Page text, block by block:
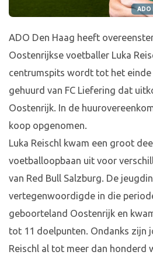
ADO
ADO Den Haag heeft
Oostenrijkse voetballer Luka
centrumspits wordt tot het einde
gehuurd van FC Liefering dat
Oostenrijk. In de
koop opgenomen.
Luka Reischl kwam een groot
voetballoopbaan uit voor
van Red Bull Salzburg. De
vertegenwoordigde in die
geboorteland Oostenrijk en
tot 11 doelpunten. Ondanks zijn
Reischl al tot meer dan honderd